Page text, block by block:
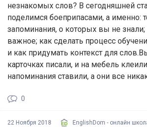
незнакомых слов? В сегодняшней
поделимся боеприпасами, а именно:
запоминания, о которых вы не знали;
важное; как сделать процесс
и как придумать контекст для
карточках писали, и на мебель
напоминания ставили, а они все
0
22 Ноября 2018 EnglishDom - онлайн